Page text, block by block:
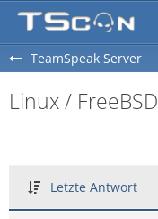
TeamSpeak Server
Linux / FreeBSD
Letzte Antwort